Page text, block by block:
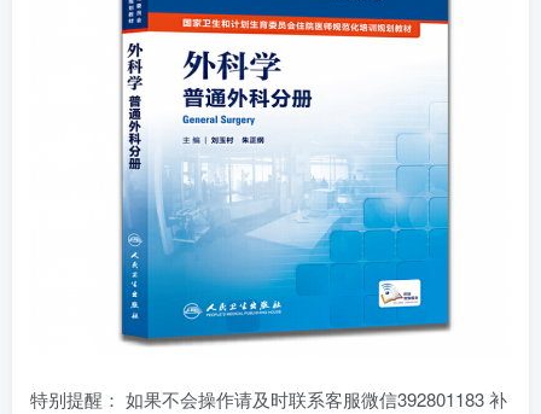
特别提醒： 如果不会操作请及时联系客服微信392801183 补